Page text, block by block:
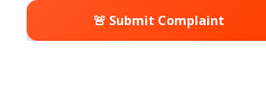
🚨 Submit Complaint